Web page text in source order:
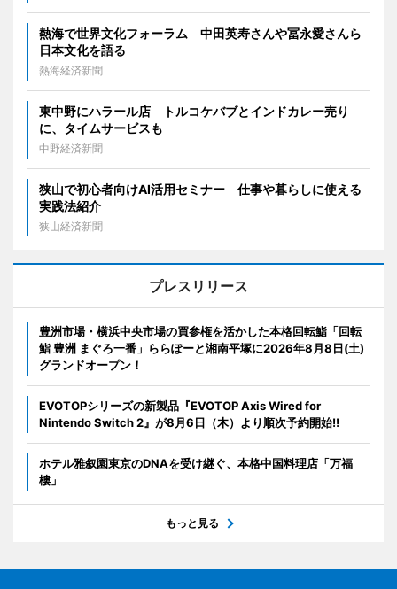
熱海で世界文化フォーラム 中田英寿さんや冨永愛さんら
日本文化を語る
熱海経済新聞
東中野にハラール店 トルコケバブとインドカレー売り
に、タイムサービスも
中野経済新聞
狭山で初心者向けAI活用セミナー 仕事や暮らしに使える
実践法紹介
狭山経済新聞
プレスリリース
豊洲市場・横浜中央市場の買参権を活かした本格回転鮨「回転
鮨 豊洲 まぐろ一番」ららぽーと湘南平塚に2026年8月8日(土)
グランドオープン！
EVOTOPシリーズの新製品『EVOTOP Axis Wired for
Nintendo Switch 2』が8月6日（木）より順次予約開始!!
ホテル雅叙園東京のDNAを受け継ぐ、本格中国料理店「万福
樓」
もっと見る